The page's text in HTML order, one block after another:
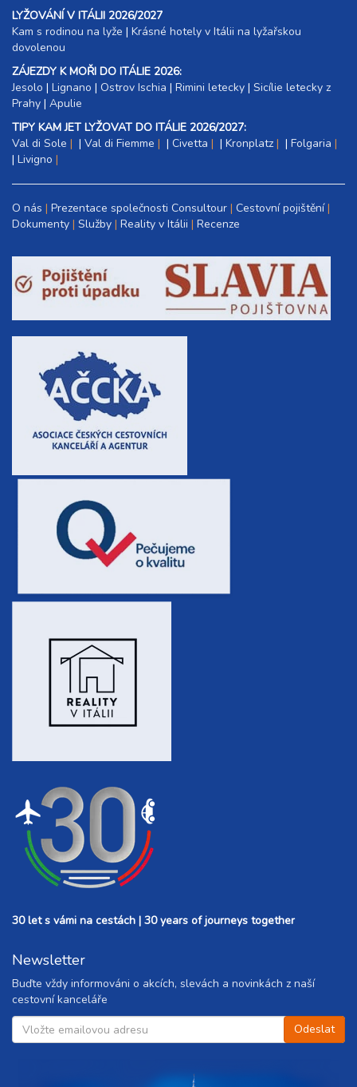
LYŽOVÁNÍ V ITÁLII 2026/2027
Kam s rodinou na lyže |​ Krásné hotely v Itálii na lyžařskou
dovolenou
ZÁJEZDY K MOŘI DO ITÁLIE 2026:
Jesolo | Lignano | Ostrov Ischia | Rimini letecky | Sicílie letecky z
Prahy | Apulie
TIPY KAM JET LYŽOVAT DO ITÁLIE 2026/2027:
Val di Sole
| Val di Fiemme | Civetta | Kronplatz | Folgaria
| Livigno
O nás Prezentace společnosti Consultour Cestovní pojištění
Dokumenty Služby Reality v Itálii Recenze
30 let s vámi na cestách | 30 years of journeys together
Newsletter
Buďte vždy informováni o akcích, slevách a novinkách z naší
cestovní kanceláře